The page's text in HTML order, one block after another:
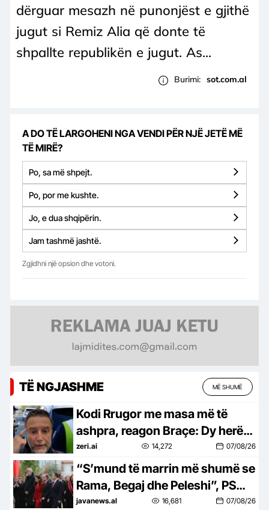
dërguar mesazh në punonjëst e gjithë
jugut si Remiz Alia që donte të
shpallte republikën e jugut. As...
Burimi: sot.com.al
A DO TË LARGOHENI NGA VENDI PËR NJË JETË MË
TË MIRË?
Po, sa më shpejt.
Po, por me kushte.
Jo, e dua shqipërin.
Jam tashmë jashtë.
Zgjidhni një opsion dhe votoni.
TË NGJASHME MË SHUMË
Kodi Rrugor me masa më të
ashpra, reagon Braçe: Dy herë
janë boll për të vrarë…jo pasurim
për policët
zeri.ai 14,272 07/08/26
“S’mund të marrin më shumë se
Rama, Begaj dhe Peleshi”, PS
propozon rritjen e pagave të
javanews.al 16,681 07/08/26